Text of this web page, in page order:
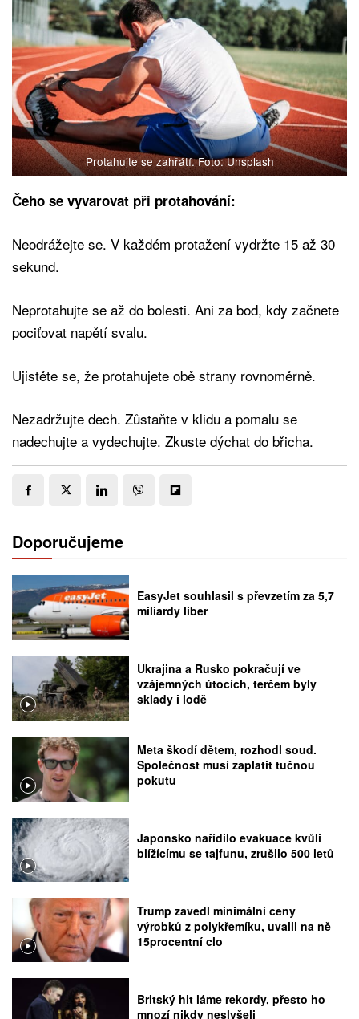
Protahujte se zahřátí. Foto: Unsplash
Čeho se vyvarovat při protahování:
Neodrážejte se. V každém protažení vydržte 15 až 30
sekund.
Neprotahujte se až do bolesti. Ani za bod, kdy začnete
pociťovat napětí svalu.
Ujistěte se, že protahujete obě strany rovnoměrně.
Nezadržujte dech. Zůstaňte v klidu a pomalu se
nadechujte a vydechujte. Zkuste dýchat do břicha.
Doporučujeme
EasyJet souhlasil s převzetím za 5,7
miliardy liber
Ukrajina a Rusko pokračují ve
vzájemných útocích, terčem byly
sklady i lodě
Meta škodí dětem, rozhodl soud.
Společnost musí zaplatit tučnou
pokutu
Japonsko nařídilo evakuace kvůli
blížícímu se tajfunu, zrušilo 500 letů
Trump zavedl minimální ceny
výrobků z polykřemíku, uvalil na ně
15procentní clo
Britský hit láme rekordy, přesto ho
mnozí nikdy neslyšeli